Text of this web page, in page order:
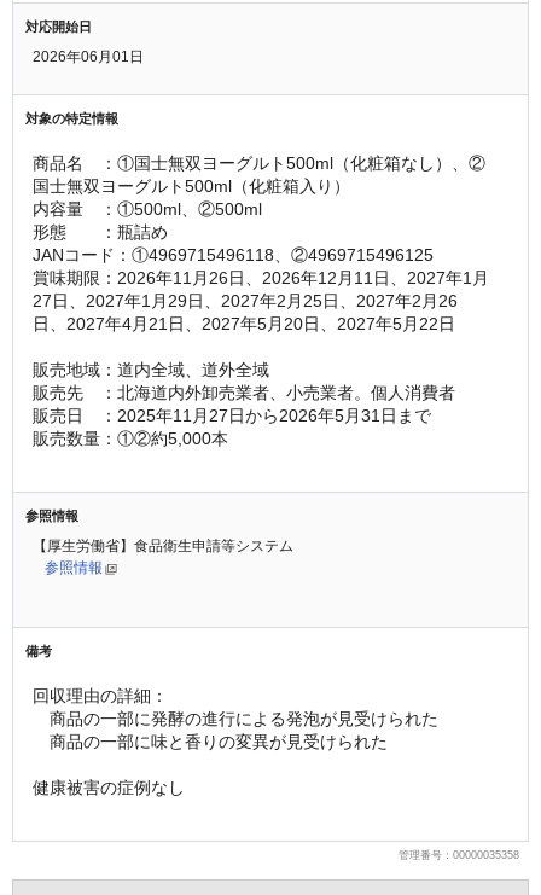
対応開始日
2026年06月01日
対象の特定情報
商品名　：①国士無双ヨーグルト500ml（化粧箱なし）、②
国士無双ヨーグルト500ml（化粧箱入り）
内容量　：①500ml、②500ml
形態　　：瓶詰め
JANコード：①4969715496118、②4969715496125
賞味期限：2026年11月26日、2026年12月11日、2027年1月
27日、2027年1月29日、2027年2月25日、2027年2月26
日、2027年4月21日、2027年5月20日、2027年5月22日
販売地域：道内全域、道外全域
販売先　：北海道内外卸売業者、小売業者。個人消費者
販売日　：2025年11月27日から2026年5月31日まで
販売数量：①②約5,000本
参照情報
【厚生労働省】食品衛生申請等システム
参照情報
備考
回収理由の詳細：
商品の一部に発酵の進行による発泡が見受けられた
商品の一部に味と香りの変異が見受けられた
健康被害の症例なし
管理番号：00000035358